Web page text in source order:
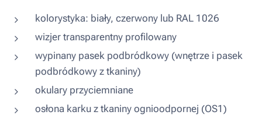
kolorystyka: biały, czerwony lub RAL 1026
wizjer transparentny profilowany
wypinany pasek podbródkowy (wnętrze i pasek
podbródkowy z tkaniny)
okulary przyciemniane
osłona karku z tkaniny ognioodpornej (OS1)